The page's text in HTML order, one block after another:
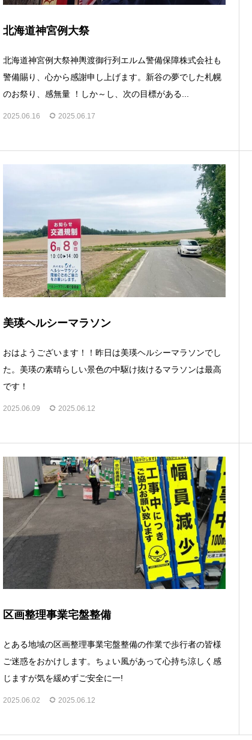
北海道神宮例大祭
北海道神宮例大祭神輿渡御行列エルム警備保障株式会社も
警備賜り、心から感謝申し上げます。新谷の夢でした札幌
のお祭り、感無量 ！しか～し、次の目標がある...
2025.06.16 2025.06.17
美瑛ヘルシーマラソン
おはようございます！！昨日は美瑛ヘルシーマラソンでし
た。美瑛の素晴らしい景色の中駆け抜けるマラソンは最高
です！
2025.06.09 2025.06.12
区画整理事業宅盤整備
とある地域の区画整理事業宅盤整備の作業で歩行者の皆様
ご迷惑をおかけします。ちょい風があって心持ち涼しく感
じますが気を緩めずご安全に一!
2025.06.02 2025.06.12